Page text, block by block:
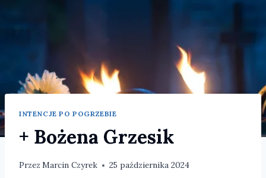
INTENCJE PO POGRZEBIE
+ Bożena Grzesik
Przez Marcin Czyrek 25 października 2024